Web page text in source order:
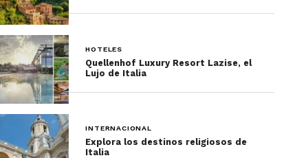
HOTELES
Quellenhof Luxury Resort Lazise, el
Lujo de Italia
INTERNACIONAL
Explora los destinos religiosos de
Italia